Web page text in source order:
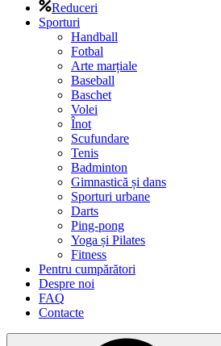
Reduceri
Sporturi
Handball
Fotbal
Arte marțiale
Baseball
Baschet
Volei
Înot
Scufundare
Tenis
Badminton
Gimnastică și dans
Sporturi urbane
Darts
Ping-pong
Yoga și Pilates
Fitness
Pentru cumpărători
Despre noi
FAQ
Contacte